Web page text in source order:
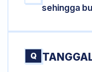
sehingga
Q